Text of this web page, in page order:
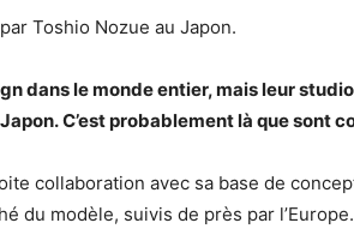
Toshio Nozue au Japon.
dans le monde entier, mais leur
C’est probablement là que sont
collaboration avec sa base de
du modèle, suivis de près par l’Europe.